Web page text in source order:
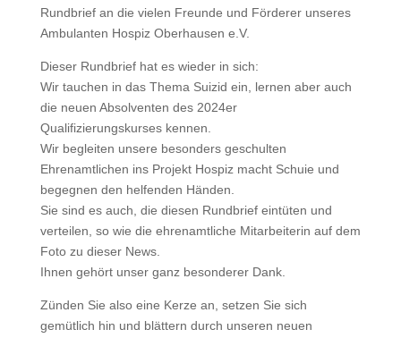
Rundbrief an die vielen Freunde und Förderer unseres
Ambulanten Hospiz Oberhausen e.V.
Dieser Rundbrief hat es wieder in sich:
Wir tauchen in das Thema Suizid ein, lernen aber auch
die neuen Absolventen des 2024er
Qualifizierungskurses kennen.
Wir begleiten unsere besonders geschulten
Ehrenamtlichen ins Projekt Hospiz macht Schuie und
begegnen den helfenden Händen.
Sie sind es auch, die diesen Rundbrief eintüten und
verteilen, so wie die ehrenamtliche Mitarbeiterin auf dem
Foto zu dieser News.
Ihnen gehört unser ganz besonderer Dank.
Zünden Sie also eine Kerze an, setzen Sie sich
gemütlich hin und blättern durch unseren neuen